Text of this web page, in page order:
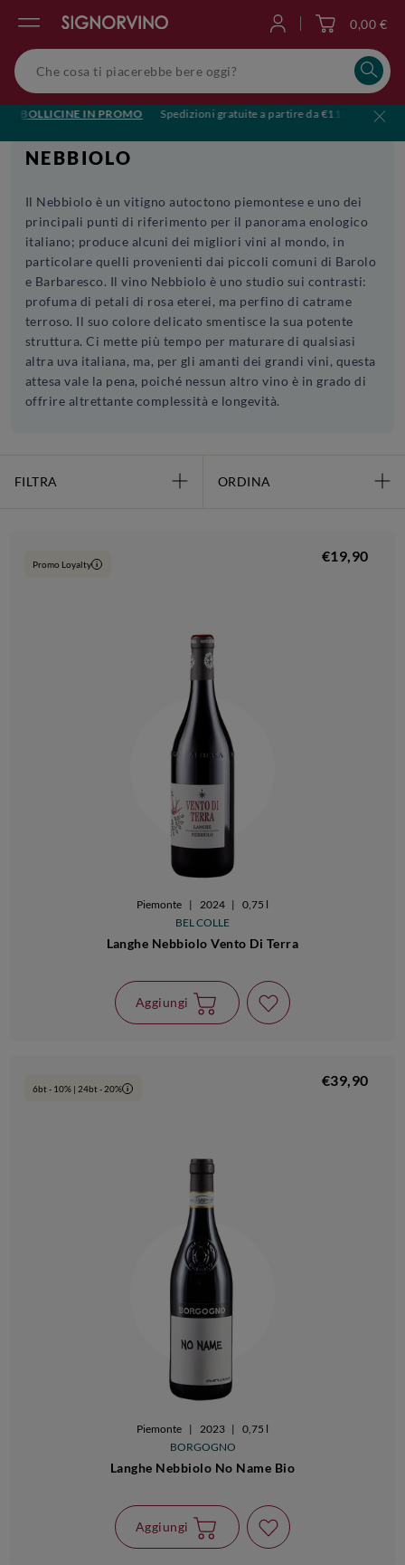
BOLLICINE IN PROMO Spedizioni gratuite a partire da €119 🥂Brinda
0,00 €
NEBBIOLO
Il Nebbiolo è un vitigno autoctono piemontese e uno dei
principali punti di riferimento per il panorama enologico
italiano; produce alcuni dei migliori vini al mondo, in
particolare quelli provenienti dai piccoli comuni di Barolo
e Barbaresco. Il vino Nebbiolo è uno studio sui contrasti:
profuma di petali di rosa eterei, ma perfino di catrame
terroso. Il suo colore delicato smentisce la sua potente
struttura. Ci mette più tempo per maturare di qualsiasi
altra uva italiana, ma, per gli amanti dei grandi vini, questa
attesa vale la pena, poiché nessun altro vino è in grado di
offrire altrettante complessità e longevità.
FILTRA ORDINA
Promo Loyalty i €19,90
Piemonte | 2024 | 0,75 l
BEL COLLE
Langhe Nebbiolo Vento Di Terra
Aggiungi
6bt - 10% | 24bt - 20% i €39,90
Piemonte | 2023 | 0,75 l
BORGOGNO
Langhe Nebbiolo No Name Bio
Aggiungi